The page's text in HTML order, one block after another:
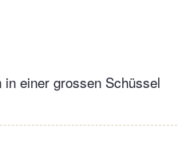
einer grossen Schüssel